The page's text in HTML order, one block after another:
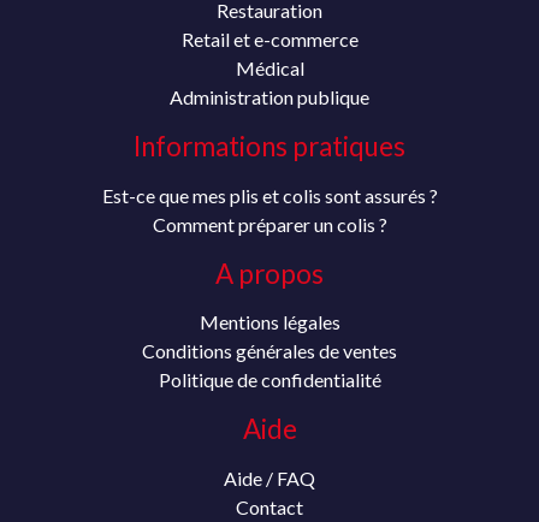
Restauration
Retail et e-commerce
Médical
Administration publique
Informations pratiques
Est-ce que mes plis et colis sont assurés ?
Comment préparer un colis ?
A propos
Mentions légales
Conditions générales de ventes
Politique de confidentialité
Aide
Aide / FAQ
Contact